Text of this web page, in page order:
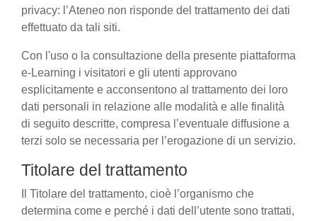
privacy: l’Ateneo non risponde del trattamento dei dati
effettuato da tali siti.
Con l'uso o la consultazione della presente piattaforma
e-Learning i visitatori e gli utenti approvano
esplicitamente e acconsentono al trattamento dei loro
dati personali in relazione alle modalità e alle finalità
di seguito descritte, compresa l’eventuale diffusione a
terzi solo se necessaria per l’erogazione di un servizio.
Titolare del trattamento
Il Titolare del trattamento, cioè l’organismo che
determina come e perché i dati dell’utente sono trattati,